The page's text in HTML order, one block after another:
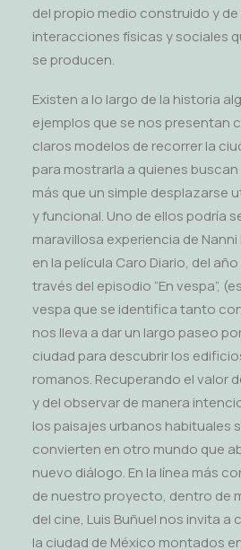
del propio medio construido y de
interacciones físicas y sociales
se producen.
Existen a lo largo de la historia
ejemplos que se nos presentan
claros modelos de recorrer la
para mostrarla a quienes buscan
más que un simple desplazarse
y funcional. Uno de ellos podría
maravillosa experiencia de
en la película Caro Diario, del año
través del episodio “En vespa”,
vespa que se identifica tanto
nos lleva a dar un largo paseo
ciudad para descubrir los
romanos. Recuperando el valor
y del observar de manera
los paisajes urbanos habituales
convierten en otro mundo que
nuevo diálogo. En la línea más
de nuestro proyecto, dentro de
del cine, Luis Buñuel nos invita a
la ciudad de México montados